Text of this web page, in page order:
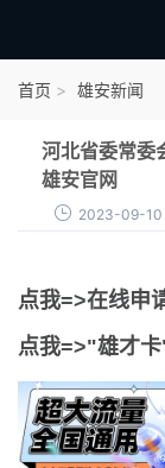
首页 雄安新闻
河北省委常委
雄安官网
2023-09-10
点我=>在线申
点我=>"雄才